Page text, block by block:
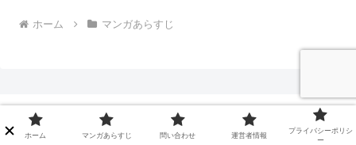
ホーム マンガあらすじ
有関心倶楽部
ホーム マンガあらすじ 問い合わせ 運営者情報
プライバシーポリシ
ー